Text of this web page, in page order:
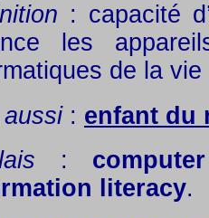
: capacité
les
de la
aussi: enfant du
:
literacy.